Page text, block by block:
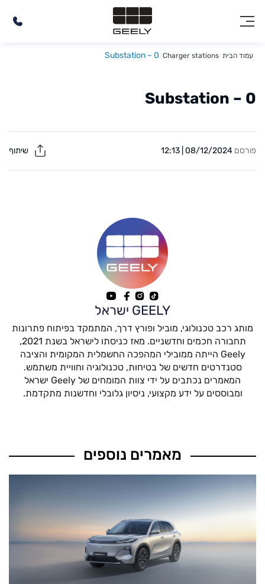
עמוד הבית Charger stations
Substation – 0
Substation – 0
פורסם 08/12/2024 | 12:13
GEELY ישראל
מותג רכב טכנולוגי, מוביל ופורץ דרך, המתמקד בפיתוח פתרונות
תחבורה חכמים וחדשניים. מאז כניסתו לישראל בשנת 2021,
Geely הייתה ממובילי המהפכה החשמלית המקומית והציבה
סטנדרטים חדשים של בטיחות, טכנולוגיה וחוויית משתמש.
המאמרים נכתבים על ידי צוות המומחים של Geely ישראל
ומבוססים על ידע מקצועי, ניסיון גלובלי וחדשנות מתקדמת.
מאמרים נוספים